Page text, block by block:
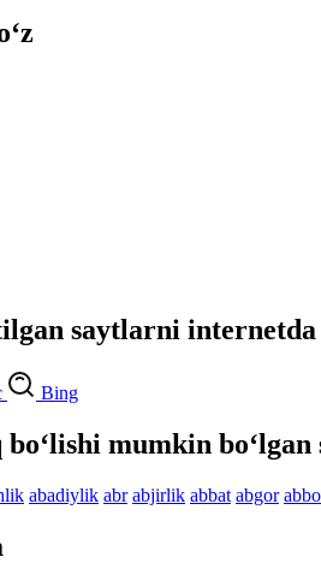
saytlarni
Bing
mumkin bo‘lgan
abadiylik abr abjirlik abbat abgor